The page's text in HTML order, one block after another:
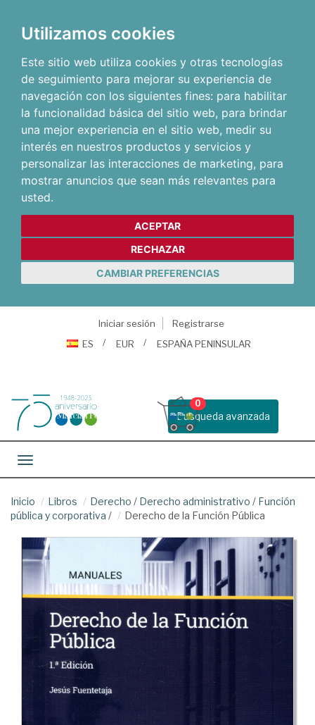
Utilizamos cookies
Este sitio web utiliza cookies y otras tecnologías
de seguimiento para mejorar su experiencia de
navegación con los siguientes fines: para habilitar
la funcionalidad básica del sitio web, para brindar
una mejor experiencia en el sitio web, medir su
interés en nuestros productos y servicios y
personalizar las interacciones de marketing, para
mostrar anuncios que sean más relevantes para
usted.
ACEPTAR
RECHAZAR
CAMBIAR PREFERENCIAS
Iniciar sesión
Registrarse
ES
EUR ESPAÑA PENINSULAR
Busqueda avanzada
0
Toggle navigation
Inicio Libros Derecho / Derecho administrativo / Función
pública y corporativa / Derecho de la Función Pública